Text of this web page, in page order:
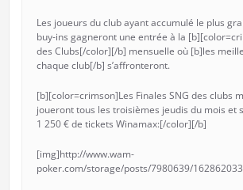
Les joueurs du club ayant accumulé le plus
buy-ins gagneront une entrée à la
des Clubs[/color][/b] mensuelle où [b]les
chaque club[/b] s’affronteront.
[b][color=crimson]Les Finales SNG des clubs
joueront tous les troisièmes jeudis du mois et
1 250 € de tickets Winamax:[/color][/b]
[img]http://www.wam-
poker.com/storage/posts/7980639/